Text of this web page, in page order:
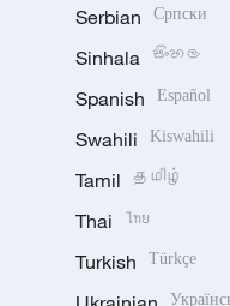
Serbian Српски
Sinhala සිංහල
Spanish Español
Swahili Kiswahili
Tamil தமிழ்
Thai ไทย
Turkish Türkçe